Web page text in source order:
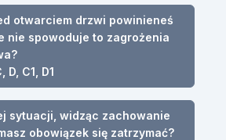
otwarciem drzwi powinieneś
nie spowoduje to zagrożenia
D, C1, D1
sytuacji, widząc zachowanie
obowiązek się zatrzymać?